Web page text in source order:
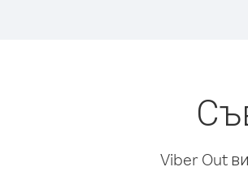
Viber Out